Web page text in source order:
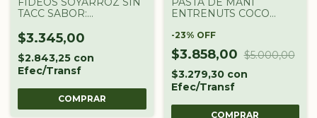
TACC SABOR:
$3.345,00
$2.843,25 con
Efec/Transf
ENTRENUTS COCO
-23% OFF
$3.858,00 $5.000,00
$3.279,30 con
Efec/Transf